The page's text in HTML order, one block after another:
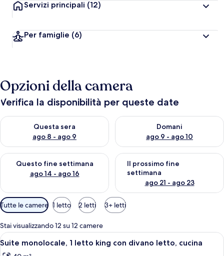
Servizi principali (12)
Per famiglie (6)
Opzioni della camera
Verifica la disponibilità per queste date
Questa sera
ago 8 - ago 9
Verifica la disponibilità per questa sera, ago 8 - ago 9
Domani
ago 9 - ago 10
Verifica la disponibilità per
Questo fine settimana
ago 14 - ago 16
Verifica la disponibilità per questo fine settimana, ago 14 -
Il prossimo fine
settimana
ago 21 - ago 23
Verifica la disponibilità per il
Filtri
disponibili
per
le
camere
Tutte le camere 1 letto 2 letti 3+ letti
Stai visualizzando 12 su 12 camere
Apri
tutte
Una camera d'albergo con un letto,
6
Suite monolocale, 1 letto king con divano letto, cucina